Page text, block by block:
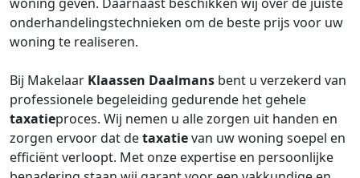
onderhandelingstechnieken om de beste prijs voor uw
woning te realiseren.
Bij Makelaar Klaassen Daalmans bent u verzekerd van
professionele begeleiding gedurende het gehele
taxatieproces. Wij nemen u alle zorgen uit handen en
zorgen ervoor dat detaxatievan uw woning soepel en
efficiënt verloopt. Met onze expertise en persoonlijke